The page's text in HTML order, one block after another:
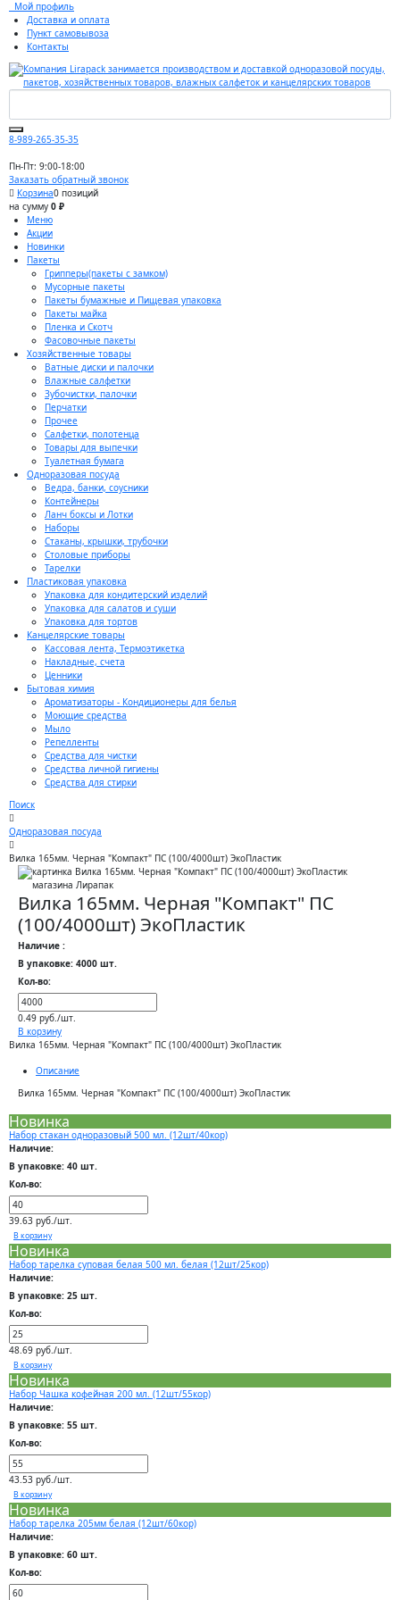
Мой профиль
Доставка и оплата
Пункт самовывоза
Контакты
8-989-265-35-35
Пн-Пт: 9:00-18:00
Заказать обратный звонок
Корзина0 позиций
на сумму 0 ₽
Меню
Акции
Новинки
Пакеты
Грипперы(пакеты с замком)
Мусорные пакеты
Пакеты бумажные и Пищевая упаковка
Пакеты майка
Пленка и Скотч
Фасовочные пакеты
Хозяйственные товары
Ватные диски и палочки
Влажные салфетки
Зубочистки, палочки
Перчатки
Прочее
Салфетки, полотенца
Товары для выпечки
Туалетная бумага
Одноразовая посуда
Ведра, банки, соусники
Контейнеры
Ланч боксы и Лотки
Наборы
Стаканы, крышки, трубочки
Столовые приборы
Тарелки
Пластиковая упаковка
Упаковка для кондитерский изделий
Упаковка для салатов и суши
Упаковка для тортов
Канцелярские товары
Кассовая лента, Термоэтикетка
Накладные, счета
Ценники
Бытовая химия
Ароматизаторы - Кондиционеры для белья
Моющие средства
Мыло
Репелленты
Средства для чистки
Средства личной гигиены
Средства для стирки
Поиск
Одноразовая посуда
Вилка 165мм. Черная "Компакт" ПС (100/4000шт) ЭкоПластик
Вилка 165мм. Черная "Компакт" ПС
(100/4000шт) ЭкоПластик
Наличие :
В упаковке: 4000 шт.
Кол-во:
0.49 руб./шт.
В корзину
Вилка 165мм. Черная "Компакт" ПС (100/4000шт) ЭкоПластик
Описание
Вилка 165мм. Черная "Компакт" ПС (100/4000шт) ЭкоПластик
Новинка
Набор стакан одноразовый 500 мл. (12шт/40кор)
Наличие:
В упаковке: 40 шт.
Кол-во:
39.63 руб./шт.
В корзину
Новинка
Набор тарелка суповая белая 500 мл. белая (12шт/25кор)
Наличие:
В упаковке: 25 шт.
Кол-во:
48.69 руб./шт.
В корзину
Новинка
Набор Чашка кофейная 200 мл. (12шт/55кор)
Наличие:
В упаковке: 55 шт.
Кол-во:
43.53 руб./шт.
В корзину
Новинка
Набор тарелка 205мм белая (12шт/60кор)
Наличие:
В упаковке: 60 шт.
Кол-во: